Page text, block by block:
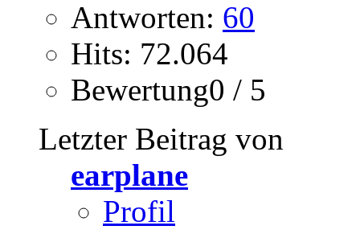
Antworten: 60
Hits: 72.064
Bewertung0 / 5
Letzter Beitrag von
earplane
Profil